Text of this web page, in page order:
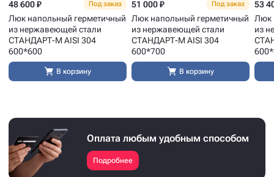
48 600 ₽ Под заказ
Люк напольный герметичный
из нержавеющей стали
СТАНДАРТ-М AISI 304
600*600
В корзину
51 000 ₽ Под заказ
Люк напольный герметичный
из нержавеющей стали
СТАНДАРТ-М AISI 304
600*700
В корзину
53
Люк
из
Оплата любым удобным способом
Подробнее